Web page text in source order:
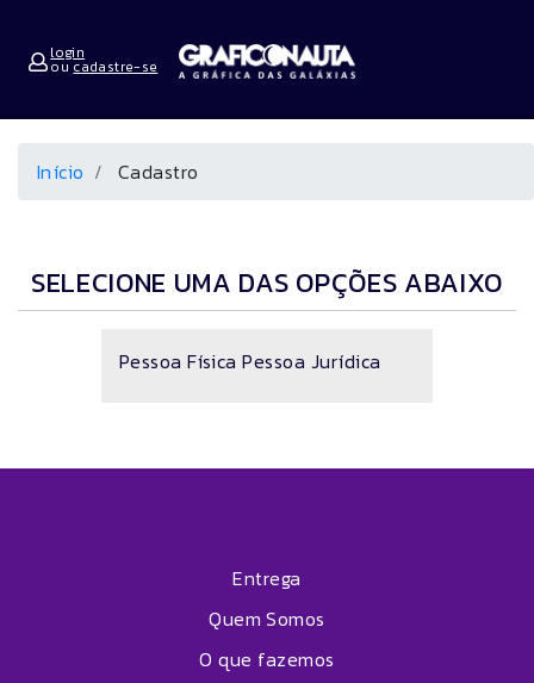
login
oucadastre-se
Início Cadastro
SELECIONE UMA DAS OPÇÕES ABAIXO
Pessoa Física Pessoa Jurídica
Entrega
Quem Somos
O que fazemos